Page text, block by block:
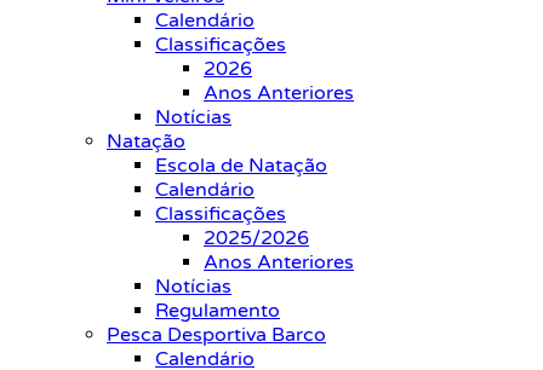
Calendário
Classificações
2026
Anos Anteriores
Notícias
Natação
Escola de Natação
Calendário
Classificações
2025/2026
Anos Anteriores
Notícias
Regulamento
Pesca Desportiva Barco
Calendário